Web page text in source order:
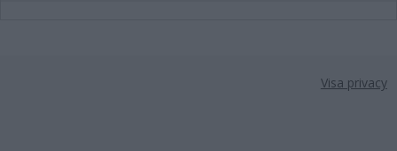
Visa privacy